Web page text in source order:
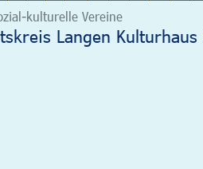
kulturelle Vereine
Langen